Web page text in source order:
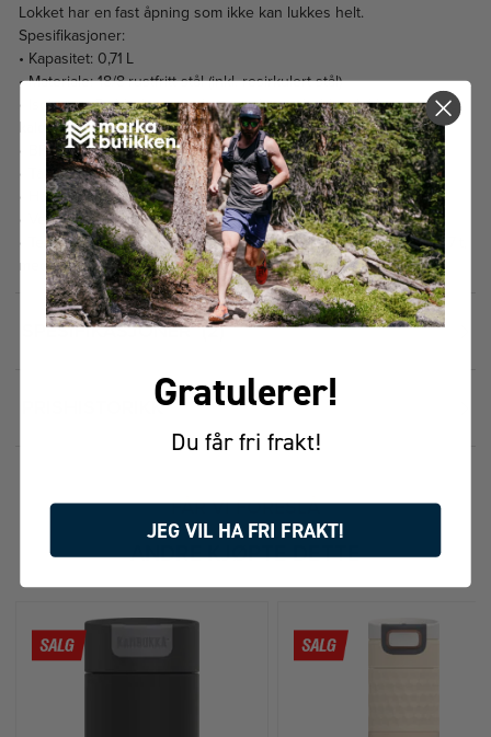
Lokket har en fast åpning som ikke kan lukkes helt.
Spesifikasjoner:
• Kapasitet: 0,71 L
• Materiale: 18/8 rustfritt stål (inkl. resirkulert stål)
• Isolasjon: Dobbel vegg vakuumisolasjon holder drikke varm eller
kald
• BPA-fri: Ja
• Tåler oppvaskmaskin: Ja
• Håndtak: Komfortabelt integrert håndtak
• Vekt: Ca. 480 g
• Temperaturytelse (veiledende): varm i opptil ca. 2,5 t, kald i ca. 7 t,
med is opptil ca. 30 t (avhengig av forhold)
SPESIFIKASJONER 2
PRISHISTORIKK
FÅR VI FORESLÅ
ANDRE KJØPTE DETTE
Gratulerer!
Du får fri frakt!
JEG VIL HA FRI FRAKT!